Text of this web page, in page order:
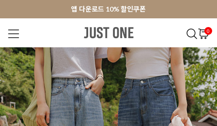
앱 다운로드 10% 할인쿠폰
회원가입 쿠폰 3000원
앱 다운로드 10% 할인쿠폰
회원가입 쿠폰 3000원
0
NEW 7% BEST 오늘출발 MADE . J 상의 팬츠 아